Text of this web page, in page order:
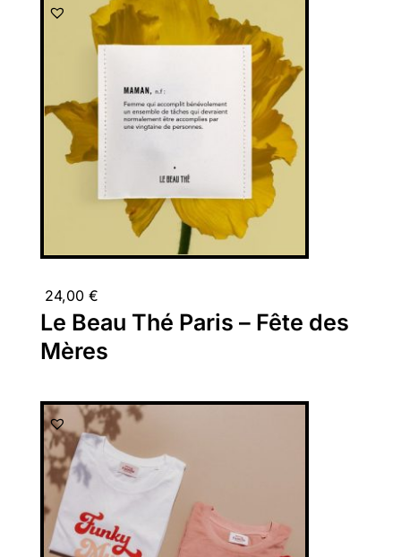
24,00 €
Le Beau Thé Paris – Fête des
Mères